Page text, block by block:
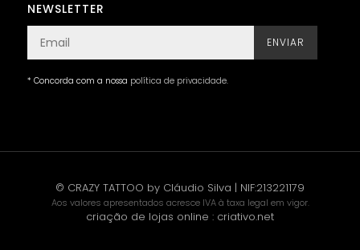
NEWSLETTER
ENVIAR
* Concorda com a nossa política de privacidade.
© CRAZY TATTOO by Cláudio Silva | NIF:213221179
Aos valores apresentados acresce IVA à taxa legal em vigor.
criação de lojas online : criativo.net